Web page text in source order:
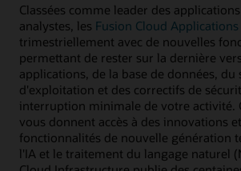
Classées comme leader des
analystes, les Fusion Cloud Applications
trimestriellement avec de nouvelles
permettant de rester sur la dernière
applications, de la base de données, du
d'exploitation et des correctifs de
interruption minimale de votre activité.
vous donnent accès à des innovations
fonctionnalités de nouvelle génération
l'IA et le traitement du langage naturel